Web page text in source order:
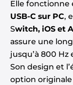
Elle fonctionne
USB-C sur PC,
Switch, iOS et
assure une
jusqu’à 800 Hz
Son design et
option originale